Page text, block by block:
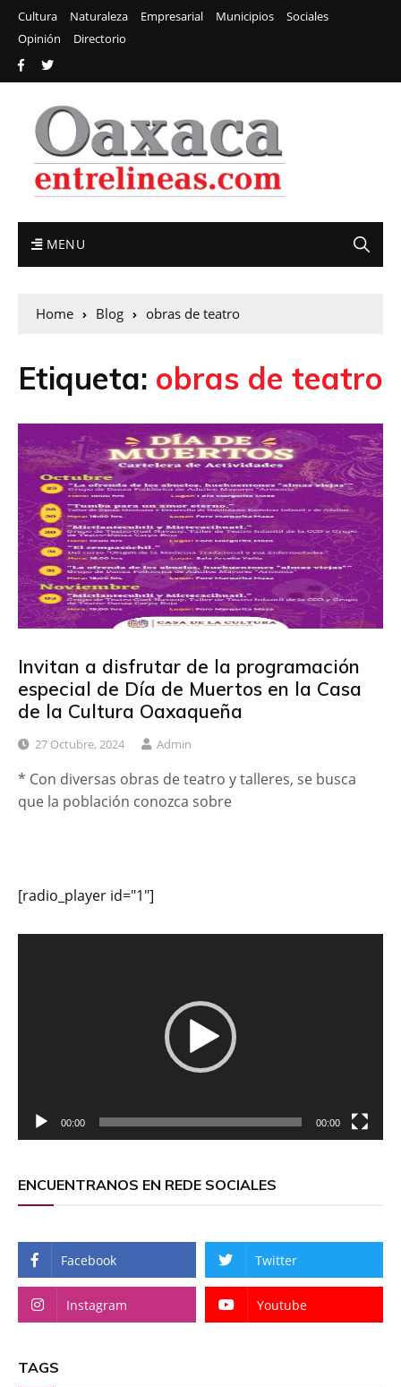
Cultura Naturaleza Empresarial Municipios
Sociales
Opinión
Directorio
MENU
Home Blog obras de teatro
Etiqueta: obras de teatro
Invitan a disfrutar de la programación
especial de Día de Muertos en la Casa
de la Cultura Oaxaqueña
27 Octubre, 2024 Admin
* Con diversas obras de teatro y talleres, se busca
que la población conozca sobre
[radio_player id="1"]
00:00 00:00
ENCUENTRANOS EN REDE SOCIALES
Facebook Twitter
Instagram Youtube
TAGS